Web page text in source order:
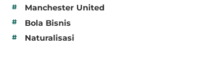
# Manchester United
# Bola Bisnis
# Naturalisasi